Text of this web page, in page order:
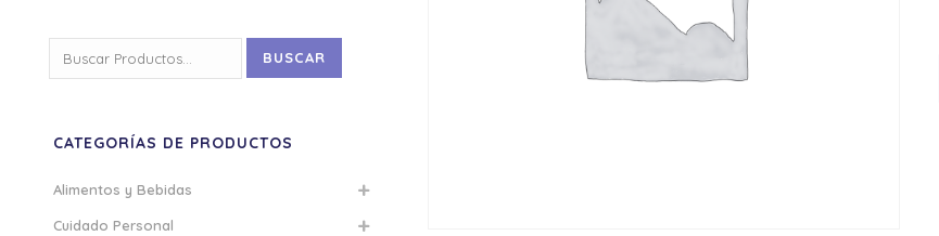
por:
BUSCAR
CATEGORÍAS DE PRODUCTOS
Alimentos y Bebidas
Cuidado Personal